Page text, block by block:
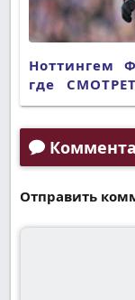
Ноттингем
где
(ПРЯМАЯ
Отправить